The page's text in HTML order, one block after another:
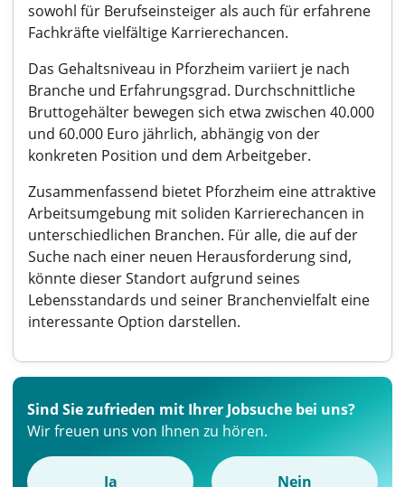
sowohl für Berufseinsteiger als auch für erfahrene
Fachkräfte vielfältige Karrierechancen.
Das Gehaltsniveau in Pforzheim variiert je nach
Branche und Erfahrungsgrad. Durchschnittliche
Bruttogehälter bewegen sich etwa zwischen 40.000
und 60.000 Euro jährlich, abhängig von der
konkreten Position und dem Arbeitgeber.
Zusammenfassend bietet Pforzheim eine attraktive
Arbeitsumgebung mit soliden Karrierechancen in
unterschiedlichen Branchen. Für alle, die auf der
Suche nach einer neuen Herausforderung sind,
könnte dieser Standort aufgrund seines
Lebensstandards und seiner Branchenvielfalt eine
interessante Option darstellen.
Sind Sie zufrieden mit Ihrer Jobsuche bei uns?
Wir freuen uns von Ihnen zu hören.
Ja Nein